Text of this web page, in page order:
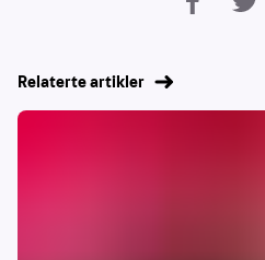
Relaterte artikler